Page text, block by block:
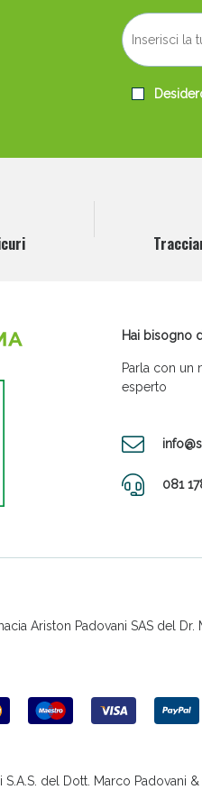
Hai bisogno
Parla con un
esperto
081
Ariston Padovani SAS del
del Dott. Marco Padovani